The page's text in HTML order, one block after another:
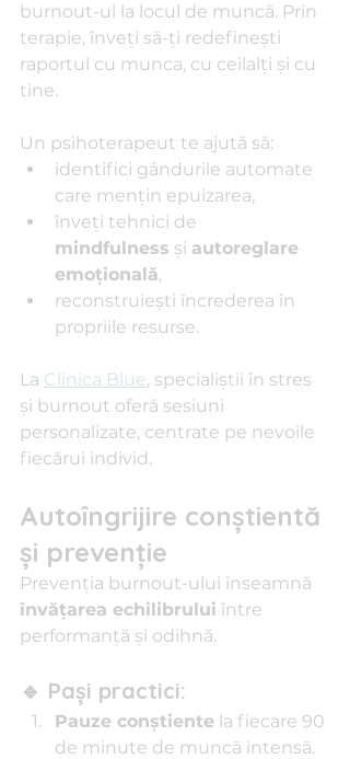
burnout-ul la locul de muncă. Prin
terapie, înveți să-ți redefinești
raportul cu munca, cu ceilalți și cu
tine.
Un psihoterapeut te ajută să:
identifici gândurile automate
care mențin epuizarea,
înveți tehnici de
mindfulness și autoreglare
emoțională,
reconstruiești încrederea în
propriile resurse.
La Clinica Blue, specialiștii în stres
și burnout oferă sesiuni
personalizate, centrate pe nevoile
fiecărui individ.
Autoîngrijire conștientă
și prevenție
Prevenția burnout-ului înseamnă
învățarea echilibrului între
performanță și odihnă.
🔹 Pași practici:
Pauze conștiente la fiecare 90
de minute de muncă intensă.